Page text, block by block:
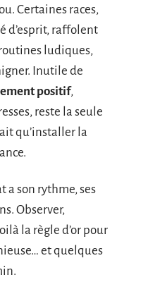
Certaines races,
d’esprit, raffolent
ludiques,
Inutile de
positif,
reste la seule
qu’installer la
a son rythme, ses
Observer,
la règle d’or pour
et quelques